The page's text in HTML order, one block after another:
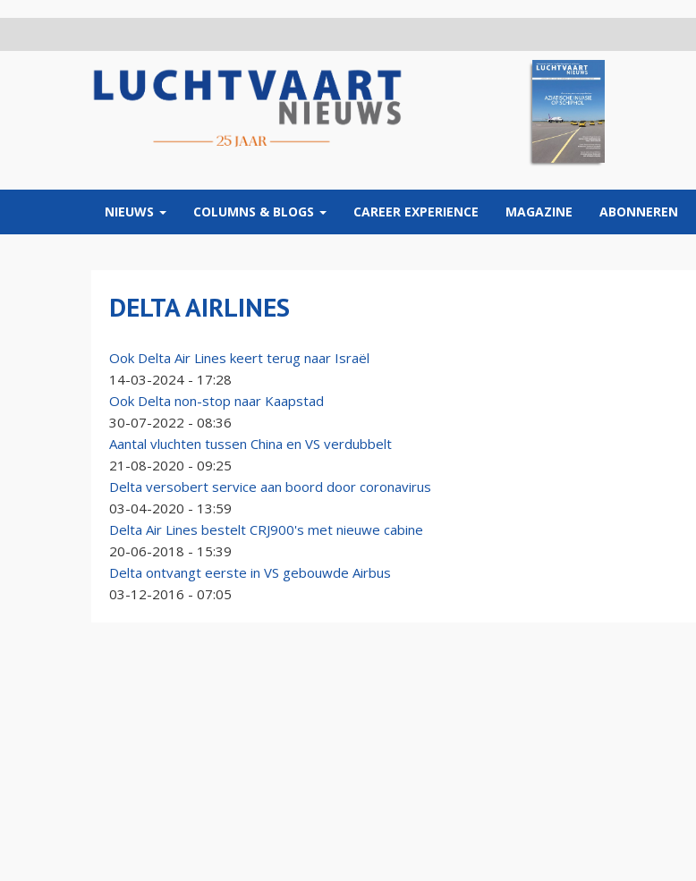
NIEUWS COLUMNS & BLOGS CAREER EXPERIENCE MAGAZINE ABONNEREN
DELTA AIRLINES
Ook Delta Air Lines keert terug naar Israël
14-03-2024 - 17:28
Ook Delta non-stop naar Kaapstad
30-07-2022 - 08:36
Aantal vluchten tussen China en VS verdubbelt
21-08-2020 - 09:25
Delta versobert service aan boord door coronavirus
03-04-2020 - 13:59
Delta Air Lines bestelt CRJ900's met nieuwe cabine
20-06-2018 - 15:39
Delta ontvangt eerste in VS gebouwde Airbus
03-12-2016 - 07:05